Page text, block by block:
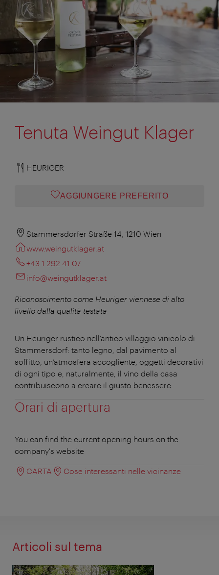
Tenuta Weingut Klager
HEURIGER
AGGIUNGERE PREFERITO
Stammersdorfer Straße 14, 1210 Wien
www.weingutklager.at
+43 1 292 41 07
info@weingutklager.at
Riconoscimento come Heuriger viennese di alto
livello dalla qualità testata
Un Heuriger rustico nell’antico villaggio vinicolo di
Stammersdorf: tanto legno, dal pavimento al
soffitto, un’atmosfera accogliente, oggetti decorativi
di ogni tipo e, naturalmente, il vino della casa
contribuiscono a creare il giusto benessere.
Orari di apertura
You can find the current opening hours on the
company's website
CARTA Cose interessanti nelle vicinanze
Articoli sul tema